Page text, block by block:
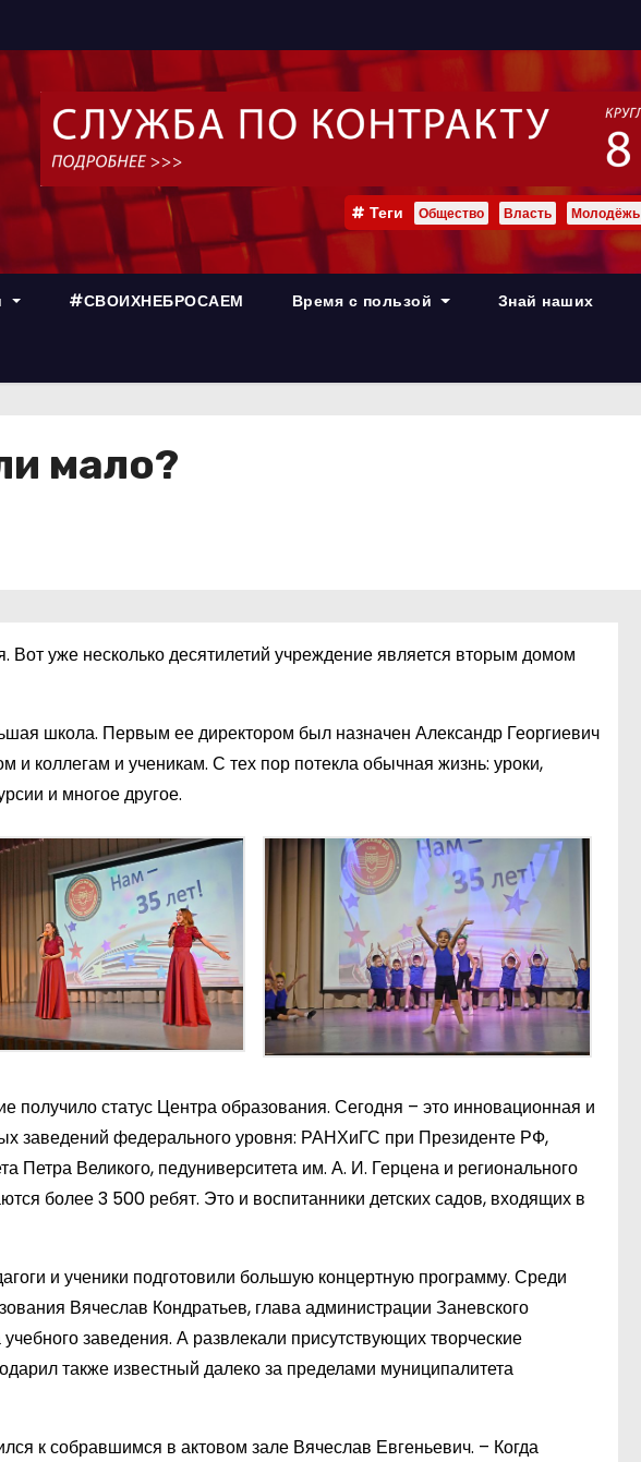
Теги Общество Власть Молодёжь
#СВОИХНЕБРОСАЕМ Время с пользой Знай наших
мало?
Вот уже несколько десятилетий учреждение является вторым домом
школа. Первым ее директором был назначен Александр Георгиевич
и коллегам и ученикам. С тех пор потекла обычная жизнь: уроки,
и многое другое.
получило статус Центра образования. Сегодня – это инновационная и
заведений федерального уровня: РАНХиГС при Президенте РФ,
Петра Великого, педуниверситета им. А. И. Герцена и регионального
более 3 500 ребят. Это и воспитанники детских садов, входящих в
и ученики подготовили большую концертную программу. Среди
Вячеслав Кондратьев, глава администрации Заневского
заведения. А развлекали присутствующих творческие
также известный далеко за пределами муниципалитета
к собравшимся в актовом зале Вячеслав Евгеньевич. – Когда